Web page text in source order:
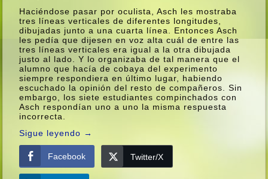
Haciéndose pasar por oculista, Asch les mostraba
tres lí­neas verticales de diferentes longitudes,
dibujadas junto a una cuarta lí­nea. Entonces Asch
les pedí­a que dijesen en voz alta cuál de entre las
tres lí­neas verticales era igual a la otra dibujada
justo al lado. Y lo organizaba de tal manera que el
alumno que hací­a de cobaya del experimento
siempre respondiera en último lugar, habiendo
escuchado la opinión del resto de compañeros. Sin
embargo, los siete estudiantes compinchados con
Asch respondí­an uno a uno la misma respuesta
incorrecta.
Sigue leyendo →
Facebook Twitter/X